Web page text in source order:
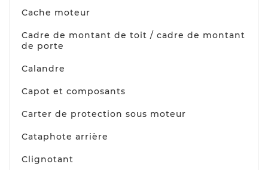
Cache moteur
Cadre de montant de toit / cadre de montant
de porte
Calandre
Capot et composants
Carter de protection sous moteur
Cataphote arrière
Clignotant